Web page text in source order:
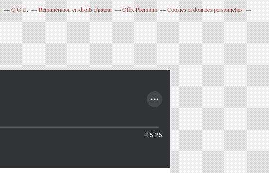
C.G.U. Rémunération en droits d'auteur Offre Premium
Cookies et données personnelles
-15:25